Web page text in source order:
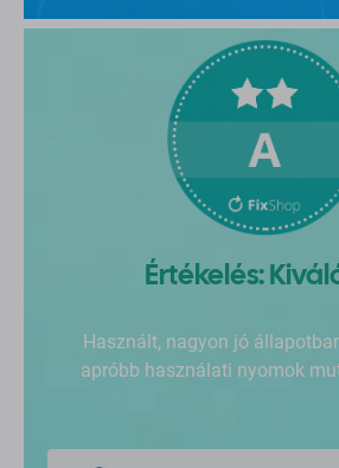
Értékelés:
Használt, nagyon jó
apróbb használati nyomok